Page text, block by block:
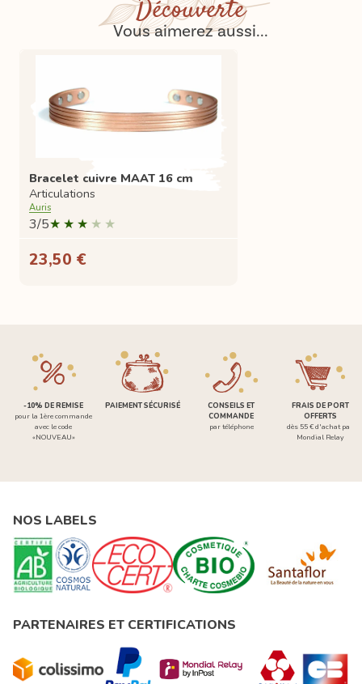
Découverte
Vous aimerez aussi...
Bracelet cuivre MAAT 16 cm
Articulations
Auris
3/5
23,50 €
-10% DE REMISE
pour la 1ère commande
avec le code
«NOUVEAU»
PAIEMENT SÉCURISÉ
CONSEILS ET
COMMANDE
par téléphone
FRAIS DE PORT
OFFERTS
dès 55 € d'achat par
Mondial Relay
NOS LABELS
PARTENAIRES ET CERTIFICATIONS